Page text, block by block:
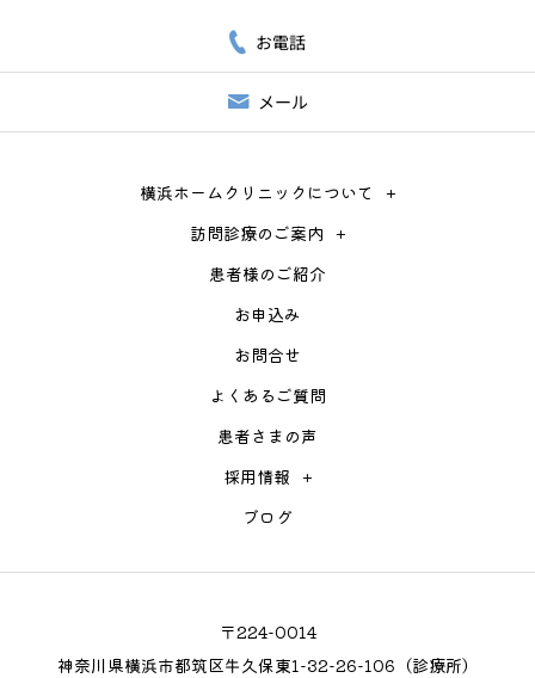
お電話
メール
横浜ホームクリニックについて
訪問診療のご案内
患者様のご紹介
お申込み
お問合せ
よくあるご質問
患者さまの声
採用情報
ブログ
〒224-0014
神奈川県横浜市都筑区牛久保東1-32-26-106（診療所）